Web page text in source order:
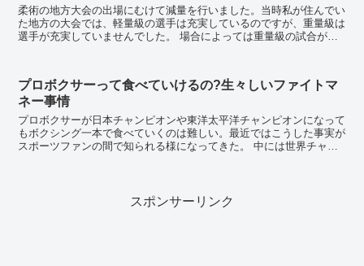
柔術の地方大会の出場にむけて減量を行いました。当時私が住んでい
た地方の大会では、軽量級の選手は充実しているのですが、重量級は
選手が充実していませんでした。 場合によっては重量級の試合が無
プロボクサーって食べていけるの?生々しいファイトマ
ネー事情
プロボクサーが日本チャンピオンや東洋太平洋チャンピオンになって
もボクシング一本で食べていくのは難しい。最近ではこうした事実が
スポーツファンの間で知られる様になってきた。 中には世界チャン
スポンサーリンク